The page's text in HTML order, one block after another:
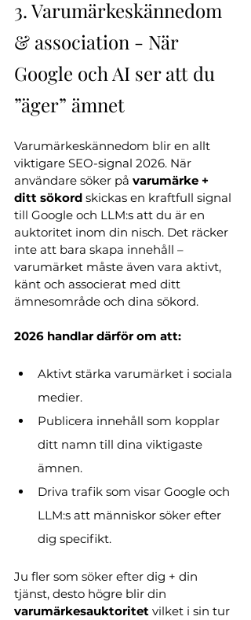
3. Varumärkeskännedom
& association - När
Google och AI ser att du
”äger” ämnet
Varumärkeskännedom blir en allt
viktigare SEO-signal 2026. När
användare söker på varumärke +
ditt sökord skickas en kraftfull signal
till Google och LLM:s att du är en
auktoritet inom din nisch. Det räcker
inte att bara skapa innehåll –
varumärket måste även vara aktivt,
känt och associerat med ditt
ämnesområde och dina sökord.
2026 handlar därför om att:
Aktivt stärka varumärket i sociala
medier.
Publicera innehåll som kopplar
ditt namn till dina viktigaste
ämnen.
Driva trafik som visar Google och
LLM:s att människor söker efter
dig specifikt.
Ju fler som söker efter dig + din
tjänst, desto högre blir din
varumärkesauktoritet vilket i sin tur